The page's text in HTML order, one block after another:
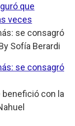
que
veces
se consagró
Sofía Berardi
se consagró
benefició con la